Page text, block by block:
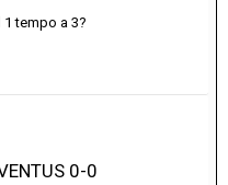
tempo a 3?
0-0